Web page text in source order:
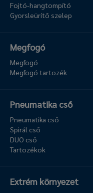
Fojtó-hangtompító
Gyorsleürítő szelep
Megfogó
Megfogó
Megfogó tartozék
Pneumatika cső
Pneumatika cső
Spirál cső
DUO cső
Tartozékok
Extrém környezet